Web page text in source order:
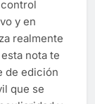
y en
realmente
nota te
de edición
que se